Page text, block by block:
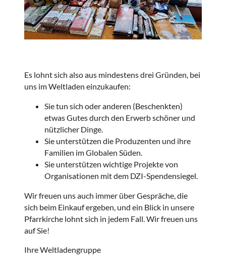
Es lohnt sich also aus mindestens drei Gründen, bei
uns im Weltladen einzukaufen:
Sie tun sich oder anderen (Beschenkten)
etwas Gutes durch den Erwerb schöner und
nützlicher Dinge.
Sie unterstützen die Produzenten und ihre
Familien im Globalen Süden.
Sie unterstützen wichtige Projekte von
Organisationen mit dem DZI-Spendensiegel.
Wir freuen uns auch immer über Gespräche, die
sich beim Einkauf ergeben, und ein Blick in unsere
Pfarrkirche lohnt sich in jedem Fall. Wir freuen uns
auf Sie!
Ihre Weltladengruppe